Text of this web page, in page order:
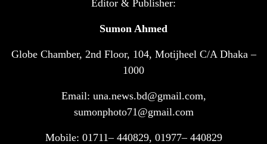
সরকারি ৩শ কেজি বই বিক্রির অভিযোগ
মাদ্রাসা সুপারের বিরুদ্ধে
গাড়ি বিক্রির পর মালিকানা পরিবর্তনে কঠোর
Editor & Publisher:
Sumon Ahmed
Globe Chamber, 2nd Floor, 104, Motijheel C/A Dhaka –
1000
Email: una.news.bd@gmail.com,
sumonphoto71@gmail.com
Mobile: 01711– 440829, 01977– 440829